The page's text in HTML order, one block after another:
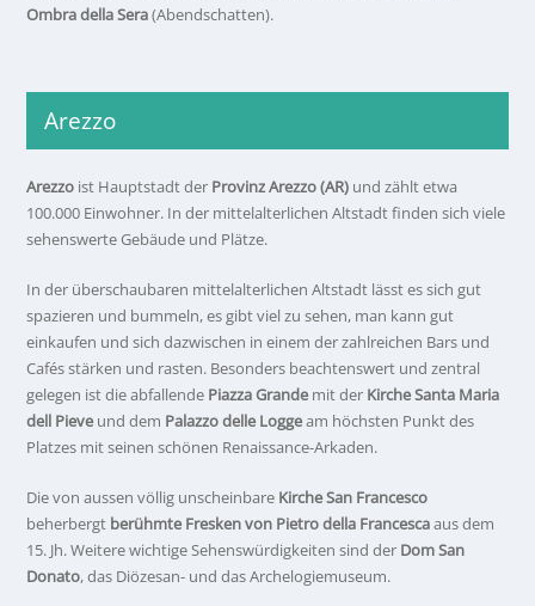
Ombra della Sera(Abendschatten).
Arezzo
Arezzo ist Hauptstadt der Provinz Arezzo (AR) und zählt etwa
100.000 Einwohner. In der mittelalterlichen Altstadt finden sich viele
sehenswerte Gebäude und Plätze.
In der überschaubaren mittelalterlichen Altstadt lässt es sich gut
spazieren und bummeln, es gibt viel zu sehen, man kann gut
einkaufen und sich dazwischen in einem der zahlreichen Bars und
Cafés stärken und rasten. Besonders beachtenswert und zentral
gelegen ist die abfallende Piazza Grande mit der Kirche Santa Maria
dell Pieve und dem Palazzo delle Loggeam höchsten Punkt des
Platzes mit seinen schönen Renaissance-Arkaden.
Die von aussen völlig unscheinbare Kirche San Francesco
beherbergt berühmte Fresken von Pietro della Francescaaus dem
15. Jh. Weitere wichtige Sehenswürdigkeiten sind der Dom San
Donato, das Diözesan- und das Archelogiemuseum.